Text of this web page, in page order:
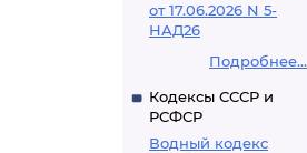
от 17.06.2026 N 5-
НАД26
Подробнее...
Кодексы СССР и
РСФСР
Водный кодекс